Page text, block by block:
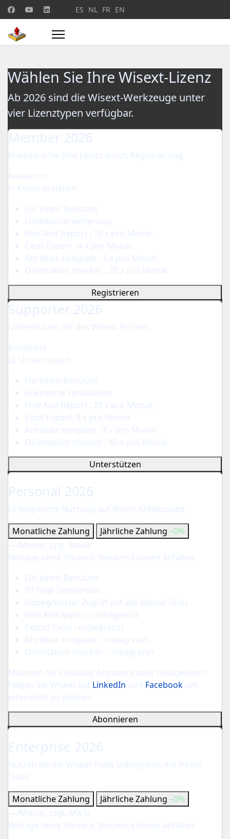
Sprache auswählen
ES NL FR EN
Wählen Sie Ihre Wisext-Lizenz
Ab 2026 sind die Wisext‑Werkzeuge unter
vier Lizenztypen verfügbar.
Member 2026
Erweitern Sie Ihre Limits durch Registrierung
Kostenlos
✏ Konto erstellen
Für einen Benutzer
Funktionserweiterung
Find And Report : 10 x pro Monat
Excel Export : 4 x pro Monat
Attribute template : 4 x pro Monat
Orientation checker : 20 x pro Monat
Registrieren
Supporter 2026
Unterstützen Sie das Wisext-Projekt
Kostenlos
🤝 Unterstützen
Für einen Benutzer
Erweiterte Funktionen
Find And Report : 20 x pro Monat
Excel Export: 8 x pro Monat
Attribute template : 8 x pro Monat
Orientation checker : 40 x pro Monat
Unterstützen
Personal 2026
Unbegrenzte Nutzung auf Ihrem Arbeitsplatz
Monatliche Zahlung
Jährliche Zahlung –0%
—/Monat, zzgl. MwSt
Beträge ohne Steuern. Steuern können anfallen.
Für einen Benutzer
10 Tage Testversion
Unbegrenzter Zugriff auf alle Wisext-Tools
Find And Report : unbegrenzt
Export Excel : unbegrenzt
Attribute template : unbegrenzt
Orientation checker : unbegrenzt
Möchten Sie exklusive Angebote oder Neuigkeiten?
Folgen Sie Wisext auf LinkedIn und Facebook um
informiert zu bleiben.
Abonnieren
Enterprise 2026
Nutzen Sie die Wisext-Tools unbegrenzt mit Ihrem
Team
Monatliche Zahlung
Jährliche Zahlung –0%
—/Monat, zzgl. MwSt
Beträge ohne Steuern. Steuern können anfallen.